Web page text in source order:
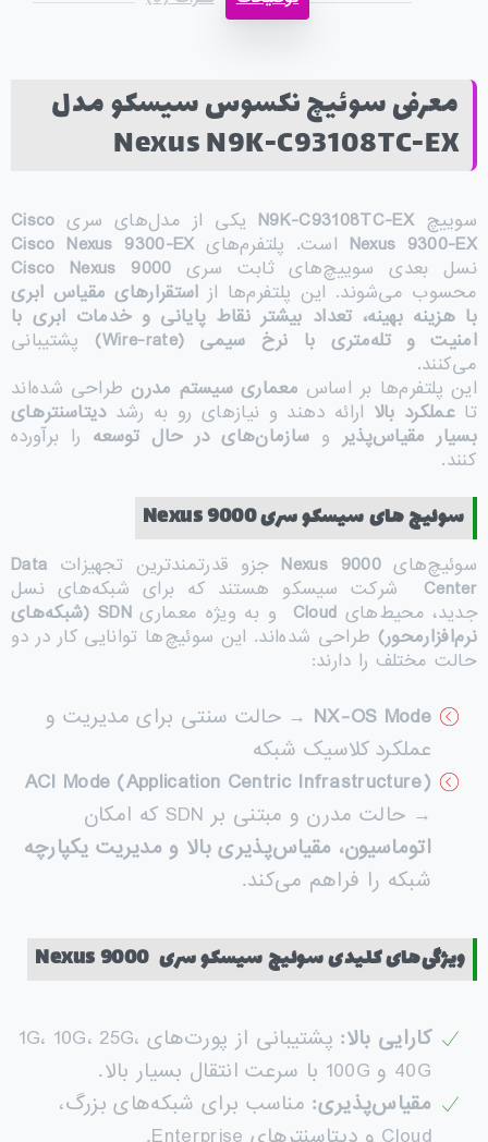
معرفی سوئیچ نکسوس سیسکو مدل
Nexus N9K-C93108TC-EX
سوییچN9K-C93108TC-EX یکی از مدل‌های سری Cisco
Nexus 9300-EX است. پلتفرم‌هایCisco Nexus 9300-EX
نسل بعدی سوییچ‌های ثابت سری Cisco Nexus 9000
محسوب می‌شوند. این پلتفرم‌ها از استقرارهای مقیاس ابری
با هزینه بهینه، تعداد بیشتر نقاط پایانی و خدمات ابری با
امنیت و تله‌متری با نرخ سیمی (Wire-rate)
پشتیبانی
می‌کنند.
این پلتفرم‌ها بر اساس معماری سیستم مدرن طراحی شده‌اند
تا عملکرد بالا ارائه دهند و نیازهای رو به رشددیتاسنترهای
بسیار مقیاس‌پذیر و سازمان‌های در حال توسعه را برآورده
کنند.
سوئیچهایسیسکو سریNexus 9000
سوئیچ‌هایNexus 9000 جزو قدرتمندترین تجهیزات Data
Center شرکت سیسکو هستند که برای شبکه‌های نسل
جدید، محیط‌های Cloud و به‌ ویژه معماریSDN ( شبکه‌های
نرم‌افزارمحور) طراحی شده‌اند. این سوئیچ‌ها توانایی کار در دو
حالت مختلف را دارند:
NX-OS Mode → حالت سنتی برای مدیریت و
عملکرد کلاسیک شبکه
ACI Mode (Application Centric Infrastructure)
→ حالت مدرن و مبتنی بر SDN که امکان
اتوماسیون، مقیاس‌پذیری بالا و مدیریت یکپارچه
شبکه را فراهم می‌کند.
ویژگی‌های کلیدی سوئیچ سیسکو سری Nexus 9000
کارایی بالا:
پشتیبانی از پورت‌های 1G، 10G، 25G،
40G و 100G با سرعت انتقال بسیار بالا.
مقیاس‌پذیری: مناسب برای شبکه‌های بزرگ،